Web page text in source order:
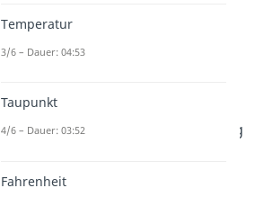
Endergon:
Abgrenzung
Wenn eine chemische Reaktion
abläuft, können wir diese in Bezug
von innerer Energie, als
Temperatur
3/6 – Dauer: 04:53
Taupunkt
4/6 – Dauer: 03:52
Fahrenheit